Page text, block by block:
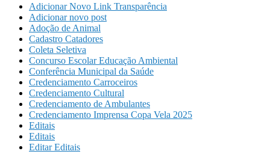
Adicionar Novo Link Transparência
Adicionar novo post
Adoção de Animal
Cadastro Catadores
Coleta Seletiva
Concurso Escolar Educação Ambiental
Conferência Municipal da Saúde
Credenciamento Carroceiros
Credenciamento Cultural
Credenciamento de Ambulantes
Credenciamento Imprensa Copa Vela 2025
Editais
Editais
Editar Editais